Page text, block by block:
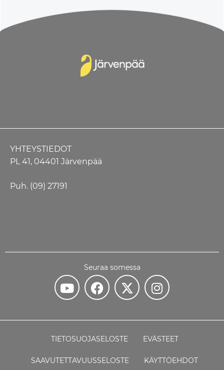
YHTEYSTIEDOT
PL 41, 04401 Järvenpää
Puh. (09) 27191
Seuraa somessa
TIETOSUOJASELOSTE EVÄSTEET
SAAVUTETTAVUUSSELOSTE KÄYTTÖEHDOT